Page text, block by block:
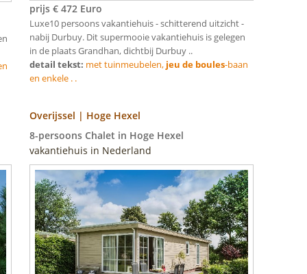
prijs € 472 Euro
Luxe10 persoons vakantiehuis - schitterend uitzicht -
nabij Durbuy. Dit supermooie vakantiehuis is gelegen
in de plaats Grandhan, dichtbij Durbuy ..
detail tekst: met tuinmeubelen, jeu de boules-baan
en enkele . .
Overijssel | Hoge Hexel
8-persoons Chalet in Hoge Hexel
vakantiehuis in Nederland